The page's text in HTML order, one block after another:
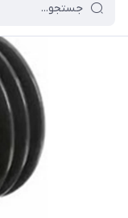
فروشگاه آنلاین آوروکو